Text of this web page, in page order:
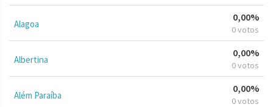
Alagoa
0,00%
0 votos
Albertina
0,00%
0 votos
Além Paraíba
0,00%
0 votos